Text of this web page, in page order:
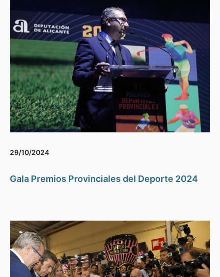
29/10/2024
Gala Premios Provinciales del Deporte 2024